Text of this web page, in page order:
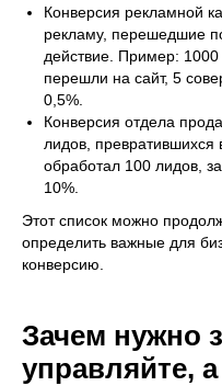
Конверсия рекламной
рекламу, перешедшие
действие. Пример:
перешли на сайт, 5
0,5%.
Конверсия отдела
лидов,
обработал 100 лидов,
10%.
Этот список можно
определить важные для
конверсию.
Зачем нужно
управляйте,